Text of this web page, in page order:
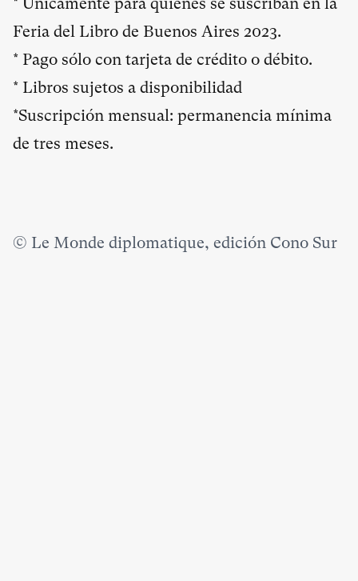
* Únicamente para quienes se suscriban en la
Feria del Libro de Buenos Aires 2023.
* Pago sólo con tarjeta de crédito o débito.
* Libros sujetos a disponibilidad
*Suscripción mensual: permanencia mínima
de tres meses.
© Le Monde diplomatique, edición Cono Sur